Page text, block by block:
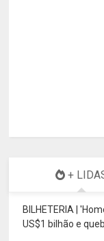
+
BILHETERIA |
US$1 bilhão e